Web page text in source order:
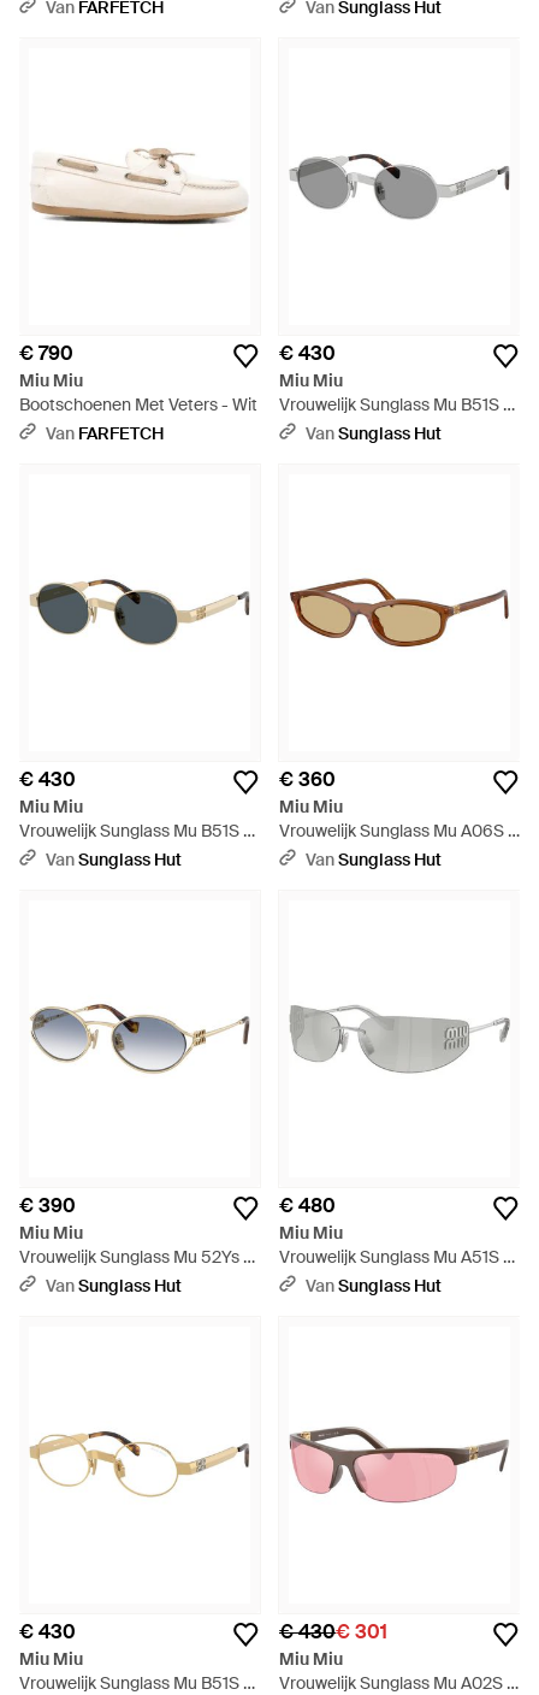
Van FARFETCH VanSunglass Hut
€ 790
Miu Miu
Bootschoenen Met Veters - Wit
Van FARFETCH
€ 430
Miu Miu
Vrouwelijk Sunglass Mu B51S -
Zwart
VanSunglass Hut
€ 430
Miu Miu
Vrouwelijk Sunglass Mu B51S -
Zwart
VanSunglass Hut
€ 360
Miu Miu
Vrouwelijk Sunglass Mu A06S -
Zwart
VanSunglass Hut
€ 390
Miu Miu
Vrouwelijk Sunglass Mu 52Ys -
Zwart
VanSunglass Hut
€ 480
Miu Miu
Vrouwelijk Sunglass Mu A51S -
Zwart
VanSunglass Hut
€ 430
Miu Miu
Vrouwelijk Sunglass Mu B51S -
€ 430€ 301
Miu Miu
Vrouwelijk Sunglass Mu A02S -